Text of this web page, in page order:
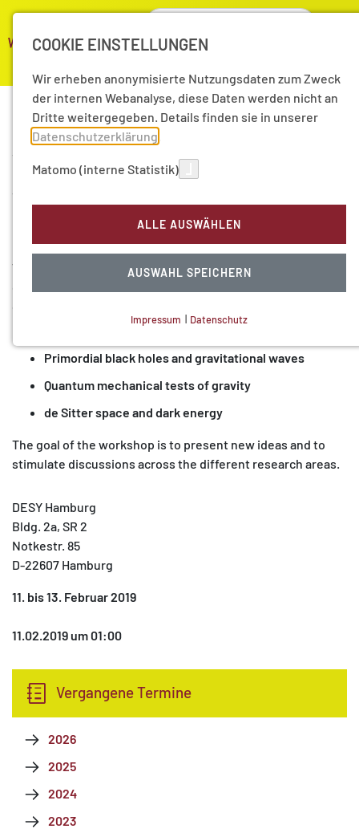
11
19
Primordial black holes, de
tests of gravity
This workshop brings together theorists and
Primordial black holes and gravitational waves
Quantum mechanical tests of gravity
de Sitter space and dark energy
The goal of the workshop is to present new ideas and to
stimulate discussions across the different research areas.
DESY Hamburg
Bldg. 2a, SR 2
Notkestr. 85
D-22607 Hamburg
11. bis 13. Februar 2019
11.02.2019 um 01:00
Vergangene Termine
2026
2025
2024
2023
COOKIE EINSTELLUNGEN
Wir erheben anonymisierte Nutzungsdaten zum Zweck
der internen Webanalyse, diese Daten werden nicht an
Dritte weitergegeben. Details finden sie in unserer
Datenschutzerklärung
Matomo (interne Statistik)
ALLE AUSWÄHLEN
AUSWAHL SPEICHERN
Technisch notwendig.
MATOMO (INTERNE STATISTIK)
Diese Informationen helfen uns zu verstehen, wie
unsere Besucher unsere Website nutzen.
Matomo
Impressum | Datenschutz